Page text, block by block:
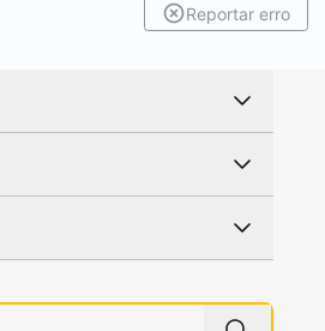
Reportar erro